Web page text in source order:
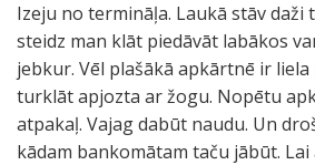
Izeju no termināļa. Laukā stāv daži
steidz man klāt piedāvāt labākos
jebkur. Vēl plašākā apkārtnē ir liela
turklāt apjozta ar žogu. Nopētu
atpakaļ. Vajag dabūt naudu. Un
kādam bankomātam taču jābūt. Lai